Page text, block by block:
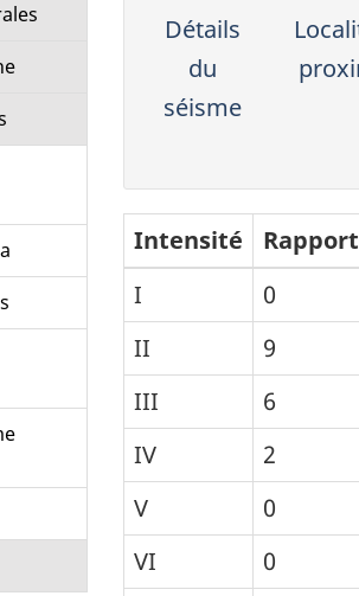
Détails
du
séisme
Intensité
I
0
II
9
III
6
IV
2
V
0
VI
0